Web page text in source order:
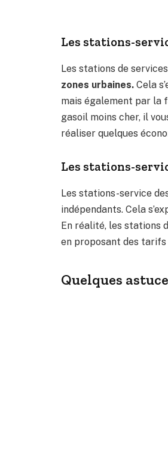
Les stations-
Les stations de
zones urbaines. Cela
mais également par la
gasoil moins cher, il
réaliser quelques
Les stations-
Les stations-service
indépendants. Cela
En réalité, les stations
en proposant des
Quelques